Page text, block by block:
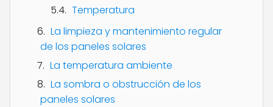
Temperatura
La limpieza y mantenimiento regular
de los paneles solares
La temperatura ambiente
La sombra o obstrucción de los
paneles solares